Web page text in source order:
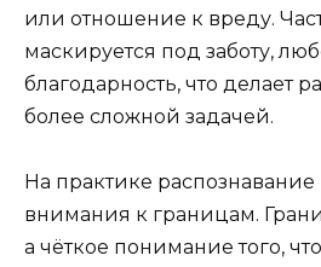
или отношение к вреду.
маскируется под заботу,
благодарность, что делает
более сложной задачей.
На практике распознавание
внимания к границам.
а чёткое понимание того,